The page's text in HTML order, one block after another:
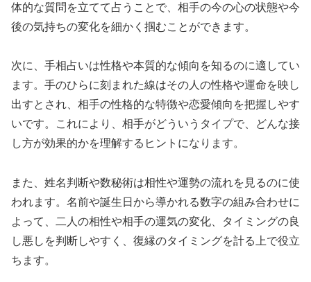
体的な質問を立てて占うことで、相手の今の心の状態や今
後の気持ちの変化を細かく掴むことができます。
次に、手相占いは性格や本質的な傾向を知るのに適してい
ます。手のひらに刻まれた線はその人の性格や運命を映し
出すとされ、相手の性格的な特徴や恋愛傾向を把握しやす
いです。これにより、相手がどういうタイプで、どんな接
し方が効果的かを理解するヒントになります。
また、姓名判断や数秘術は相性や運勢の流れを見るのに使
われます。名前や誕生日から導かれる数字の組み合わせに
よって、二人の相性や相手の運気の変化、タイミングの良
し悪しを判断しやすく、復縁のタイミングを計る上で役立
ちます。